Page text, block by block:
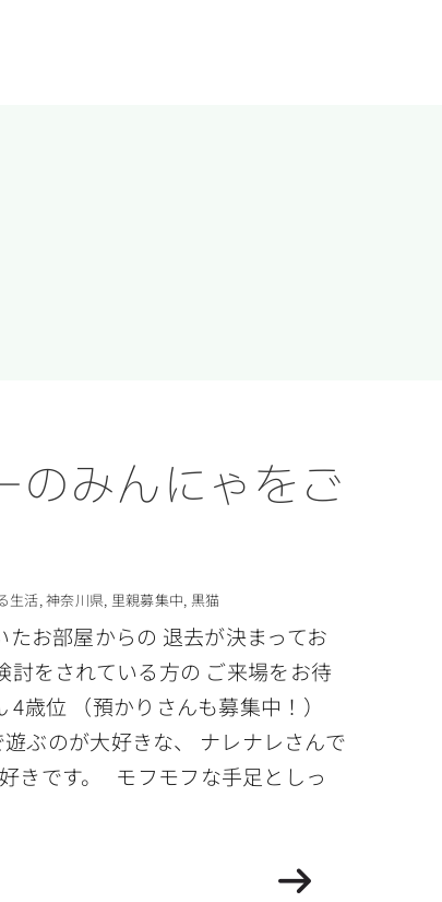
のみんにゃをご
生活,神奈川県, 里親募集中, 黒猫
お部屋からの 退去が決まってお
討をされている方の ご来場をお待
位 （預かりさんも募集中！）
ぶのが大好きな、 ナレナレさんで
きです。 モフモフな手足としっ